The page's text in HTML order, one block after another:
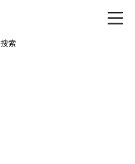
搜索